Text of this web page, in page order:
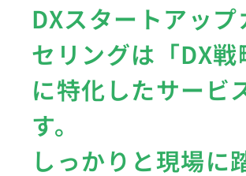
DXスタートアップ
セリングは「DX戦
に特化したサービ
す。
しっかりと現場に